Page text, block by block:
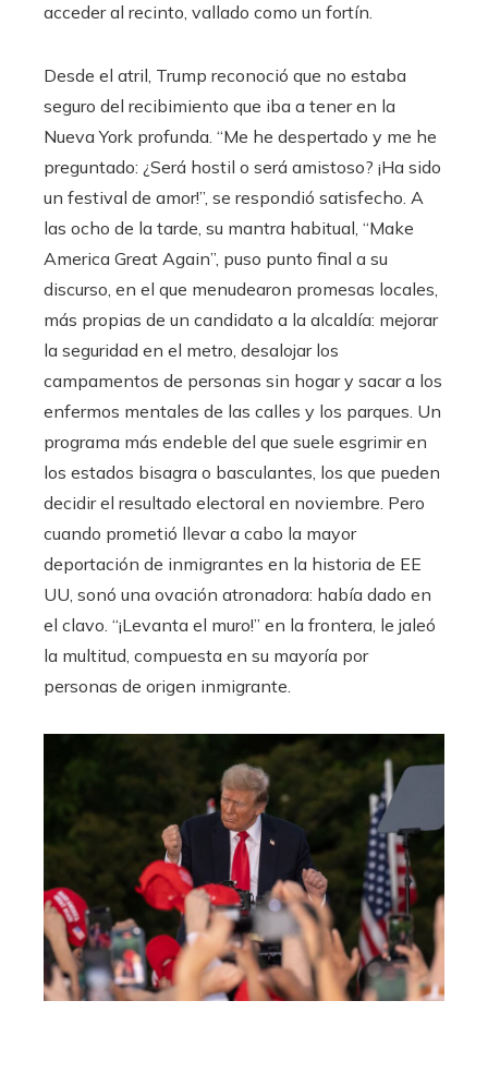
acceder al recinto, vallado como un fortín.
Desde el atril, Trump reconoció que no estaba
seguro del recibimiento que iba a tener en la
Nueva York profunda. “Me he despertado y me he
preguntado: ¿Será hostil o será amistoso? ¡Ha sido
un festival de amor!”, se respondió satisfecho. A
las ocho de la tarde, su mantra habitual, “Make
America Great Again”, puso punto final a su
discurso, en el que menudearon promesas locales,
más propias de un candidato a la alcaldía: mejorar
la seguridad en el metro, desalojar los
campamentos de personas sin hogar y sacar a los
enfermos mentales de las calles y los parques. Un
programa más endeble del que suele esgrimir en
los estados bisagra o basculantes, los que pueden
decidir el resultado electoral en noviembre. Pero
cuando prometió llevar a cabo la mayor
deportación de inmigrantes en la historia de EE
UU, sonó una ovación atronadora: había dado en
el clavo. “¡Levanta el muro!” en la frontera, le jaleó
la multitud, compuesta en su mayoría por
personas de origen inmigrante.